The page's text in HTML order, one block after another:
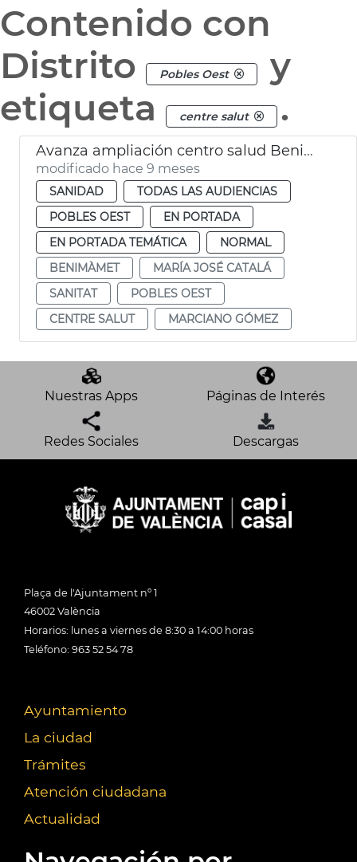
Contenido con
Distrito
Pobles Oest
y
etiqueta
centre salut .
Avanza ampliación centro salud Benimámet
modificado hace 9 meses
SANIDAD
TODAS LAS AUDIENCIAS
POBLES OEST
EN PORTADA
EN PORTADA TEMÁTICA
NORMAL
BENIMÀMET
MARÍA JOSÉ CATALÁ
SANITAT
POBLES OEST
CENTRE SALUT
MARCIANO GÓMEZ
Nuestras Apps Páginas de Interés
Redes Sociales Descargas
Plaça de l'Ajuntament nº 1
46002 València
Horarios: lunes a viernes de 8:30 a 14:00 horas
Teléfono: 963 52 54 78
Ayuntamiento
La ciudad
Trámites
Atención ciudadana
Actualidad